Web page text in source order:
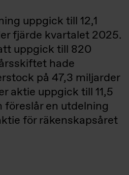
uppgick till 12,1
fjärde kvartalet 2025.
uppgick till 820
hade
på 47,3 miljarder
aktie uppgick till 11,5
föreslår en utdelning
för räkenskapsåret